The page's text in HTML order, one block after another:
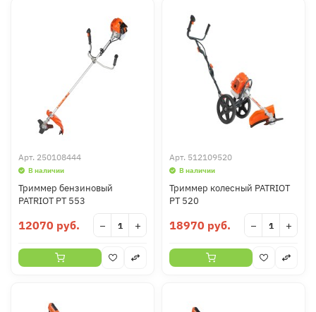
Арт. 250108444
В наличии
Триммер бензиновый
PATRIOT PT 553
12070 руб. − +
Арт. 512109520
В наличии
Триммер колесный PATRIOT
PT 520
18970 руб. − +